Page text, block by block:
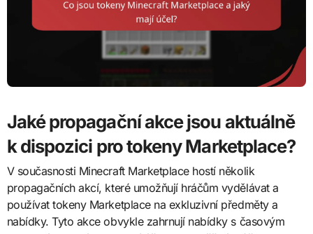
Jaké propagační akce jsou aktuálně
k dispozici pro tokeny Marketplace?
V současnosti Minecraft Marketplace hostí několik
propagačních akcí, které umožňují hráčům vydělávat a
používat tokeny Marketplace na exkluzivní předměty a
nabídky. Tyto akce obvykle zahrnují nabídky s časovým